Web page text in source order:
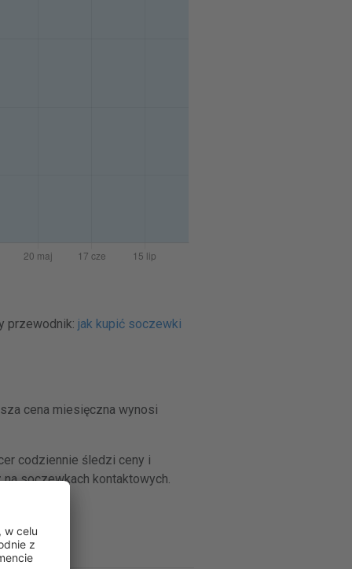
przewodnik: jak kupić soczewki
cena miesięczna wynosi
codziennie śledzi ceny i
soczewkach kontaktowych.